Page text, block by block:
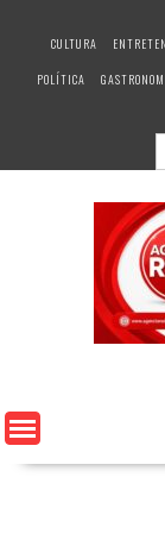
c
CULTURA
POLÍTICA